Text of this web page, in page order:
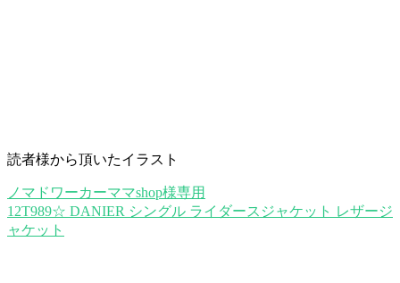
読者様から頂いたイラスト
ノマドワーカーママshop様専用
12T989☆ DANIER シングル ライダースジャケット レザージ
ャケット